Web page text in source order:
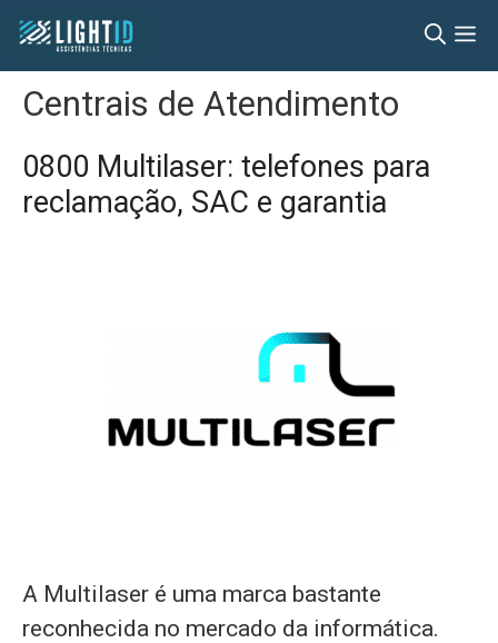
Pular
para
conteúdo
Centrais de Atendimento
0800 Multilaser: telefones para
reclamação, SAC e garantia
A Multilaser é uma marca bastante
reconhecida no mercado da informática.